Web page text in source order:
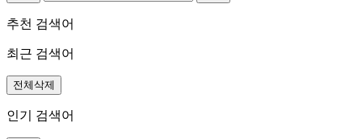
추천 검색어
최근 검색어
전체삭제
인기 검색어